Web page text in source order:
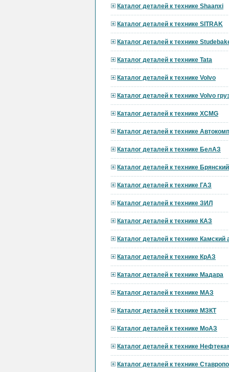
Каталог деталей к технике Shaanxi
Каталог деталей к технике SITRAK
Каталог деталей к технике
Каталог деталей к технике Tata
Каталог деталей к технике Volvo
Каталог деталей к технике Volvo
Каталог деталей к технике XCMG
Каталог деталей к технике
Каталог деталей к технике БелАЗ
Каталог деталей к технике
Каталог деталей к технике ГАЗ
Каталог деталей к технике ЗИЛ
Каталог деталей к технике КАЗ
Каталог деталей к технике Камский
Каталог деталей к технике КрАЗ
Каталог деталей к технике Мадара
Каталог деталей к технике МАЗ
Каталог деталей к технике МЗКТ
Каталог деталей к технике МоАЗ
Каталог деталей к технике
Каталог деталей к технике